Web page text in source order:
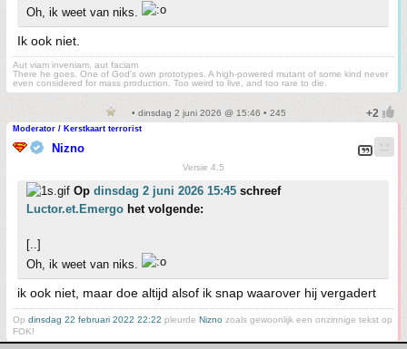
Oh, ik weet van niks.
Ik ook niet.
Aut viam inveniam, aut faciam
There he goes. One of God's own prototypes. A high-powered mutant of some kind never
even considered for mass production. Too weird to live, and too rare to die.
• dinsdag 2 juni 2026 @ 15:46 • 245
Moderator / Kerstkaart terrorist
Nizno
Versie 4.5
Op dinsdag 2 juni 2026 15:45 schreef
Luctor.et.Emergo het volgende:
[..]
Oh, ik weet van niks.
ik ook niet, maar doe altijd alsof ik snap waarover hij vergadert
Op dinsdag 22 februari 2022 22:22 pleurde Nizno zoals gewoonlijk een onzinnige tekst op
FOK!